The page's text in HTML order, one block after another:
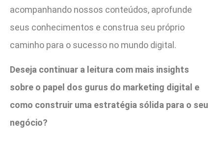
acompanhando nossos conteúdos, aprofunde
seus conhecimentos e construa seu próprio
caminho para o sucesso no mundo digital.
Deseja continuar a leitura com mais insights
sobre o papel dos gurus do marketing digital e
como construir uma estratégia sólida para o seu
negócio?